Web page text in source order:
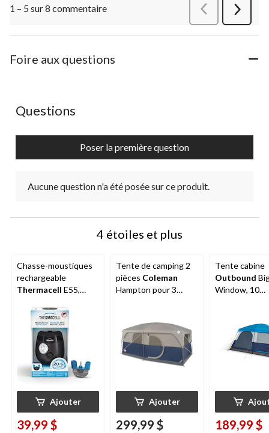
1 – 5 sur 8 commentaire
Suivant
Foire aux questions
Aucune question n'a été posée sur ce produit.
Questions
Poser la première question
Aucune question n'a été posée sur ce produit.
4 étoiles et plus
Chasse-moustiques
rechargeable
Thermacell E55,
Ajouter
39,99 $
Tente de camping 2
pièces Coleman
Hampton pour 3
de pluie et sac de
transport
Ajouter
299,99 $
Tente cabine
Outbound
Window, 10
189,99 $